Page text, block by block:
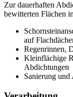
Zur dauerhaften
bewitterten Flächen
auf
Regenrinnen,
Kleinflächige
Abdichtungen
Sanierung